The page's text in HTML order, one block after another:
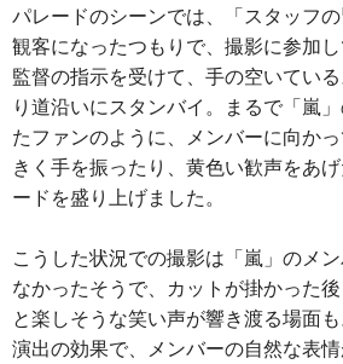
パレードのシーンでは、「スタッフ
観客になったつもりで、撮影に参加
監督の指示を受けて、手の空いてい
り道沿いにスタンバイ。まるで「嵐
たファンのように、メンバーに向か
きく手を振ったり、黄色い歓声をあ
ードを盛り上げました。
こうした状況での撮影は「嵐」のメ
なかったそうで、カットが掛かった後
と楽しそうな笑い声が響き渡る場面
演出の効果で、メンバーの自然な表